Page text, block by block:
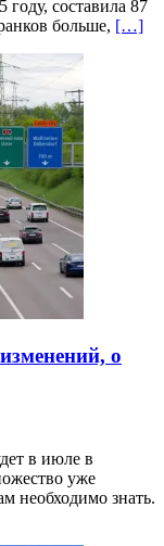
составила 87
больше, […]
о
в июле в
уже
необходимо знать.